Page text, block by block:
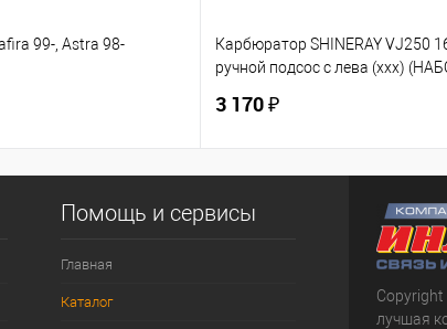
99-, Astra 98-
Карбюратор SHINERAY VJ250
ручной подсос с лева (ххх)
3 170 ₽
Помощь и сервисы
Главная
Каталог
лучшая